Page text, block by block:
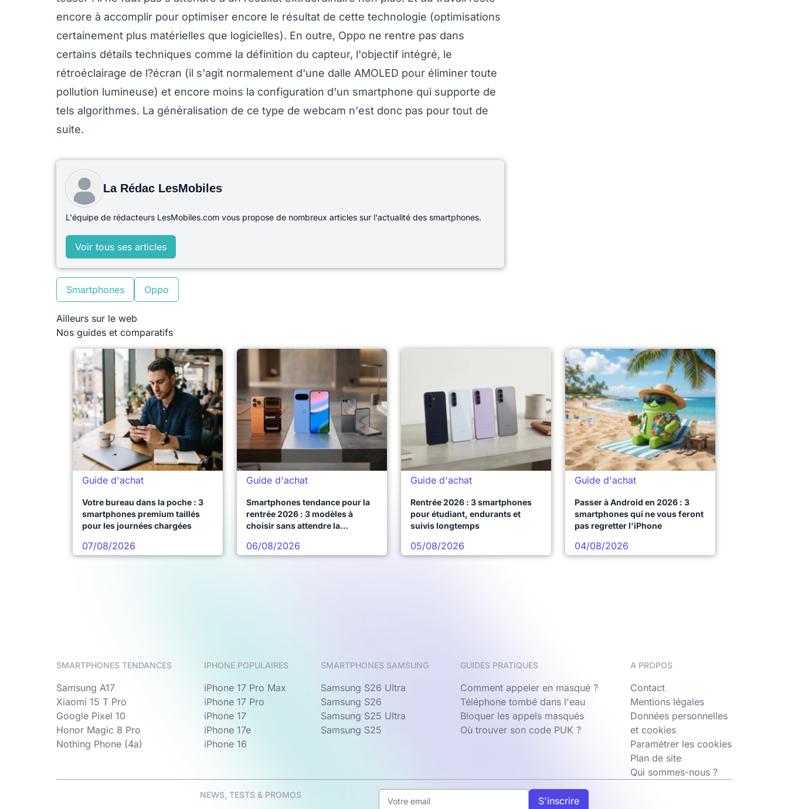
encore à accomplir pour optimiser encore le résultat de cette technologie (optimisations
certainement plus matérielles que logicielles). En outre, Oppo ne rentre pas dans
certains détails techniques comme la définition du capteur, l'objectif intégré, le
rétroéclairage de l?écran (il s'agit normalement d'une dalle AMOLED pour éliminer toute
pollution lumineuse) et encore moins la configuration d'un smartphone qui supporte de
tels algorithmes. La généralisation de ce type de webcam n'est donc pas pour tout de
suite.
La Rédac LesMobiles
L'équipe de rédacteurs LesMobiles.com vous propose de nombreux articles sur l'actualité des smartphones.
Voir tous ses articles
Smartphones Oppo
Ailleurs sur le web
Nos guides et comparatifs
Guide d'achat
Votre bureau dans la poche : 3
smartphones premium taillés
pour les journées chargées
07/08/2026
Guide d'achat
Smartphones tendance pour la
rentrée 2026 : 3 modèles à
choisir sans attendre la
06/08/2026
Guide d'achat
Rentrée 2026 : 3 smartphones
pour étudiant, endurants et
suivis longtemps
05/08/2026
Guide d'achat
Passer à Android en 2026 : 3
smartphones qui ne vous feront
pas regretter l'iPhone
04/08/2026
SMARTPHONES TENDANCES
Samsung A17
Xiaomi 15 T Pro
Google Pixel 10
Honor Magic 8 Pro
Nothing Phone (4a)
IPHONE POPULAIRES
iPhone 17 Pro Max
iPhone 17 Pro
iPhone 17
iPhone 17e
iPhone 16
SMARTPHONES SAMSUNG
Samsung S26 Ultra
Samsung S26
Samsung S25 Ultra
Samsung S25
GUIDES PRATIQUES
Comment appeler en masqué ?
Téléphone tombé dans l'eau
Bloquer les appels masqués
Où trouver son code PUK ?
A PROPOS
Contact
Mentions légales
Données personnelles
et cookies
Paramétrer les cookies
Plan de site
Qui sommes-nous ?
NEWS, TESTS & PROMOS
S'inscrire